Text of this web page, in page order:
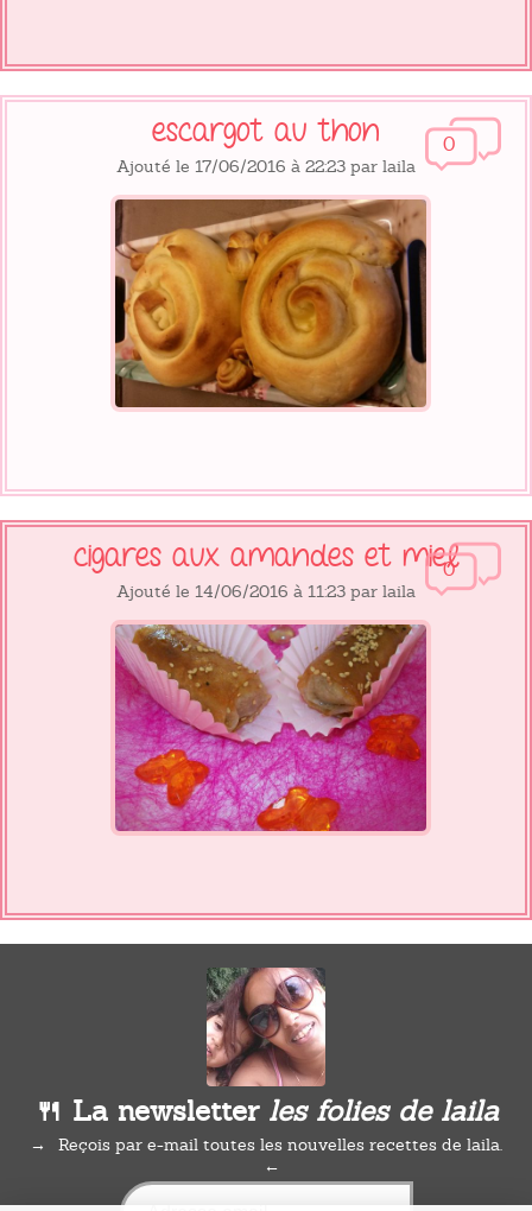
0
escargot au thon
Ajouté le 17/06/2016 à 22:23 par laila
0
cigares aux amandes et miel
Ajouté le 14/06/2016 à 11:23 par laila
🍴 La newsletter les folies de laila
Reçois par e-mail toutes les nouvelles recettes de laila.